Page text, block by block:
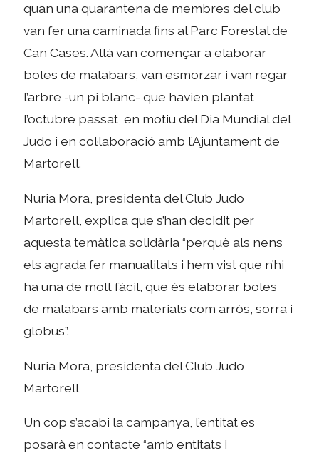
quan una quarantena de membres del club
van fer una caminada fins al Parc Forestal de
Can Cases. Allà van començar a elaborar
boles de malabars, van esmorzar i van regar
l’arbre -un pi blanc- que havien plantat
l’octubre passat, en motiu del Dia Mundial del
Judo i en col·laboració amb l’Ajuntament de
Martorell.
Nuria Mora, presidenta del Club Judo
Martorell, explica que s’han decidit per
aquesta temàtica solidària “perquè als nens
els agrada fer manualitats i hem vist que n’hi
ha una de molt fàcil, que és elaborar boles
de malabars amb materials com arròs, sorra i
globus”.
Nuria Mora, presidenta del Club Judo
Martorell
Un cop s’acabi la campanya, l’entitat es
posarà en contacte “amb entitats i